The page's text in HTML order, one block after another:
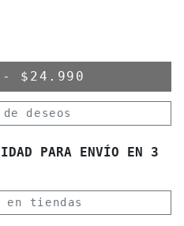
- $24.990
deseos
PARA ENVÍO EN 3
en tiendas